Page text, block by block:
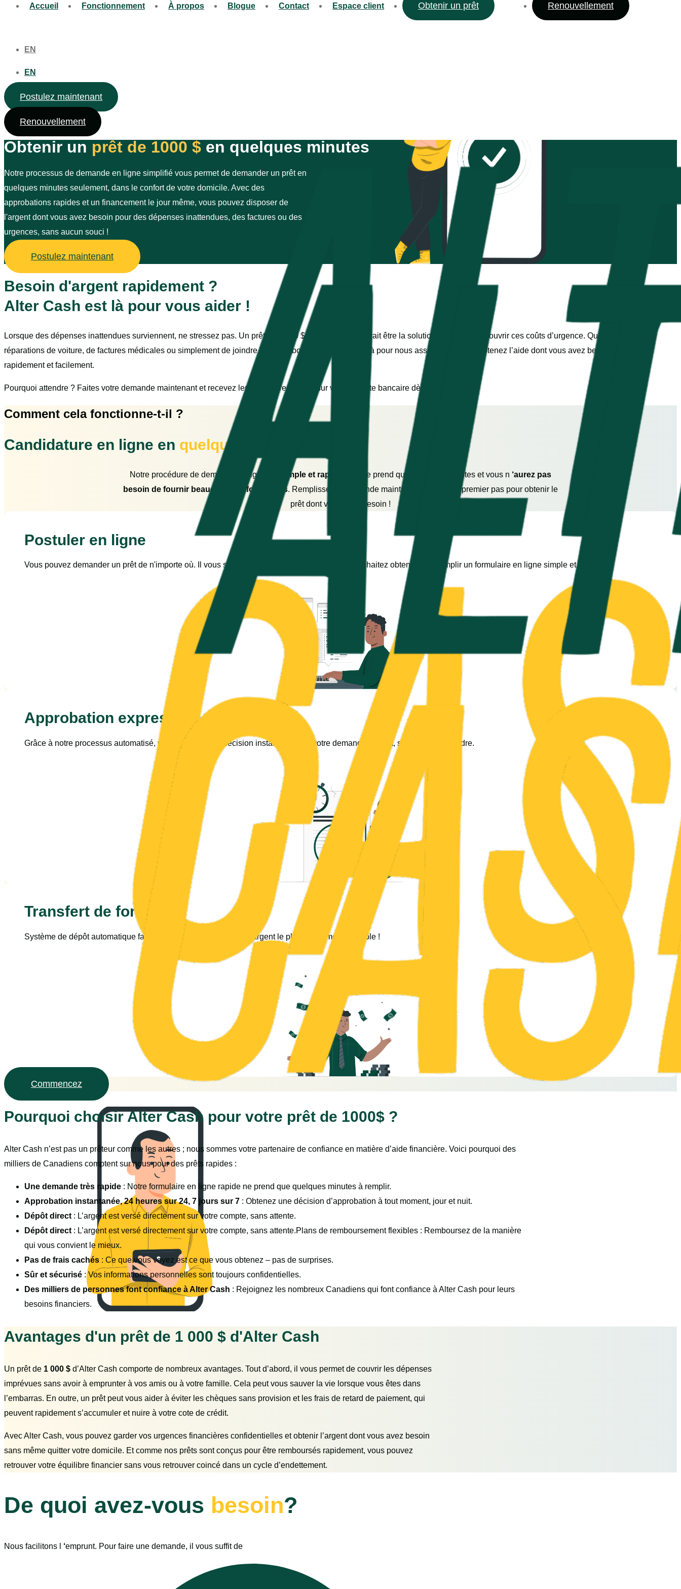
Accueil Fonctionnement À propos Blogue Contact Espace client Obtenir un prêt Renouvellement
EN
EN
Postulez maintenant
Renouvellement
Obtenir un prêt de 1000 $ en quelques minutes
Notre processus de demande en ligne simplifié vous permet de demander un prêt en
quelques minutes seulement, dans le confort de votre domicile. Avec des
approbations rapides et un financement le jour même, vous pouvez disposer de
l'argent dont vous avez besoin pour des dépenses inattendues, des factures ou des
urgences, sans aucun souci !
Postulez maintenant
Besoin d'argent rapidement ?
Alter Cash est là pour vous aider !
Lorsque des dépenses inattendues surviennent, ne stressez pas. Un prêt de 1 000 $ d’Alter Cash pourrait être la solution parfaite pour couvrir ces coûts d’urgence. Qu’il s’agisse de
réparations de voiture, de factures médicales ou simplement de joindre les deux bouts, nous sommes là pour nous assurer que vous obtenez l’aide dont vous avez besoin,
rapidement et facilement.
Pourquoi attendre ? Faites votre demande maintenant et recevez les fonds directement sur votre compte bancaire dès aujourd’hui !
Comment cela fonctionne-t-il ?
Candidature en ligne en quelques minutes
Notre procédure de demande en ligne est simple et rapide . Elle ne prend que quelques minutes et vous n ‘aurez pas
besoin de fournir beaucoup d’informations. Remplissez la demande maintenant et faites le premier pas pour obtenir le
prêt dont vous avez besoin !
Postuler en ligne
Vous pouvez demander un prêt de n'importe où. Il vous suffit de choisir le montant que vous souhaitez obtenir et de remplir un formulaire en ligne simple et rapide.
Approbation express
Grâce à notre processus automatisé, vous recevez une décision instantanée sur votre demande de prêt, sans avoir à attendre.
Transfert de fonds
Système de dépôt automatique facile. Ainsi, vous recevez votre argent le plus rapidement possible !
Commencez
Pourquoi choisir Alter Cash pour votre prêt de 1000$ ?
Alter Cash n’est pas un prêteur comme les autres ; nous sommes votre partenaire de confiance en matière d’aide financière. Voici pourquoi des
milliers de Canadiens comptent sur nous pour des prêts rapides :
Une demande très rapide : Notre formulaire en ligne rapide ne prend que quelques minutes à remplir.
Approbation instantanée, 24 heures sur 24, 7 jours sur 7 : Obtenez une décision d’approbation à tout moment, jour et nuit.
Dépôt direct : L’argent est versé directement sur votre compte, sans attente.
Dépôt direct : L’argent est versé directement sur votre compte, sans attente.Plans de remboursement flexibles : Remboursez de la manière
qui vous convient le mieux.
Pas de frais cachés : Ce que vous voyez est ce que vous obtenez – pas de surprises.
Sûr et sécurisé : Vos informations personnelles sont toujours confidentielles.
Des milliers de personnes font confiance à Alter Cash : Rejoignez les nombreux Canadiens qui font confiance à Alter Cash pour leurs
besoins financiers.
Avantages d'un prêt de 1 000 $ d'Alter Cash
Un prêt de 1 000 $ d’Alter Cash comporte de nombreux avantages. Tout d’abord, il vous permet de couvrir les dépenses
imprévues sans avoir à emprunter à vos amis ou à votre famille. Cela peut vous sauver la vie lorsque vous êtes dans
l’embarras. En outre, un prêt peut vous aider à éviter les chèques sans provision et les frais de retard de paiement, qui
peuvent rapidement s’accumuler et nuire à votre cote de crédit.
Avec Alter Cash, vous pouvez garder vos urgences financières confidentielles et obtenir l’argent dont vous avez besoin
sans même quitter votre domicile. Et comme nos prêts sont conçus pour être remboursés rapidement, vous pouvez
retrouver votre équilibre financier sans vous retrouver coincé dans un cycle d’endettement.
De quoi avez-vous besoin?
Nous facilitons l ‘emprunt. Pour faire une demande, il vous suffit de